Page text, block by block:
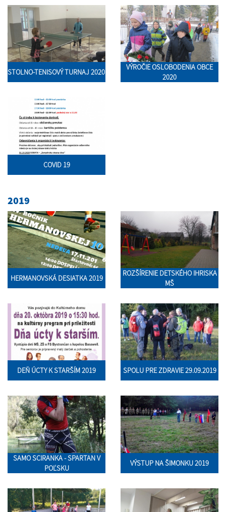
STOLNO-TENISOVÝ TURNAJ 2020
VÝROČIE OSLOBODENIA OBCE
2020
COVID 19
2019
HERMANOVSKÁ DESIATKA 2019
ROZŠÍRENIE DETSKÉHO IHRISKA
MŠ
DEŇ ÚCTY K STARŠÍM 2019 SPOLU PRE ZDRAVIE 29.09.2019
SAMO SCIRANKA - SPARTAN V
POĽSKU
VÝSTUP NA ŠIMONKU 2019